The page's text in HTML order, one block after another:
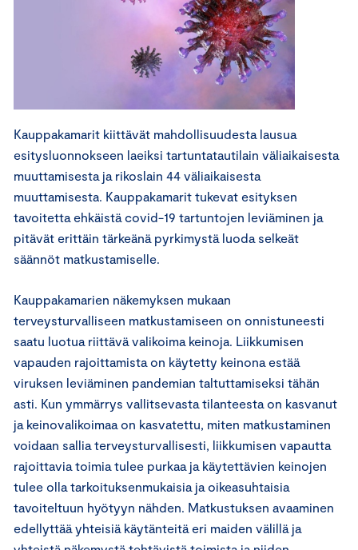
Kauppakamarit kiittävät mahdollisuudesta lausua
esitysluonnokseen laeiksi tartuntatautilain väliaikaisesta
muuttamisesta ja rikoslain 44 väliaikaisesta
muuttamisesta. Kauppakamarit tukevat esityksen
tavoitetta ehkäistä covid-19 tartuntojen leviäminen ja
pitävät erittäin tärkeänä pyrkimystä luoda selkeät
säännöt matkustamiselle.
Kauppakamarien näkemyksen mukaan
terveysturvalliseen matkustamiseen on onnistuneesti
saatu luotua riittävä valikoima keinoja. Liikkumisen
vapauden rajoittamista on käytetty keinona estää
viruksen leviäminen pandemian taltuttamiseksi tähän
asti. Kun ymmärrys vallitsevasta tilanteesta on kasvanut
ja keinovalikoimaa on kasvatettu, miten matkustaminen
voidaan sallia terveysturvallisesti, liikkumisen vapautta
rajoittavia toimia tulee purkaa ja käytettävien keinojen
tulee olla tarkoituksenmukaisia ja oikeasuhtaisia
tavoiteltuun hyötyyn nähden. Matkustuksen avaaminen
edellyttää yhteisiä käytänteitä eri maiden välillä ja